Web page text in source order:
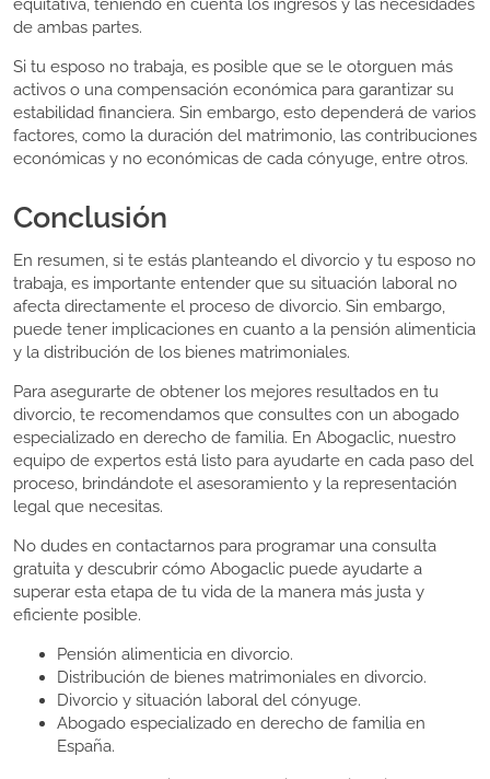
equitativa, teniendo en cuenta los ingresos y las necesidades
de ambas partes.
Si tu esposo no trabaja, es posible que se le otorguen más
activos o una compensación económica para garantizar su
estabilidad financiera. Sin embargo, esto dependerá de varios
factores, como la duración del matrimonio, las contribuciones
económicas y no económicas de cada cónyuge, entre otros.
Conclusión
En resumen, si te estás planteando el divorcio y tu esposo no
trabaja, es importante entender que su situación laboral no
afecta directamente el proceso de divorcio. Sin embargo,
puede tener implicaciones en cuanto a la pensión alimenticia
y la distribución de los bienes matrimoniales.
Para asegurarte de obtener los mejores resultados en tu
divorcio, te recomendamos que consultes con un abogado
especializado en derecho de familia. En Abogaclic, nuestro
equipo de expertos está listo para ayudarte en cada paso del
proceso, brindándote el asesoramiento y la representación
legal que necesitas.
No dudes en contactarnos para programar una consulta
gratuita y descubrir cómo Abogaclic puede ayudarte a
superar esta etapa de tu vida de la manera más justa y
eficiente posible.
Pensión alimenticia en divorcio.
Distribución de bienes matrimoniales en divorcio.
Divorcio y situación laboral del cónyuge.
Abogado especializado en derecho de familia en
España.